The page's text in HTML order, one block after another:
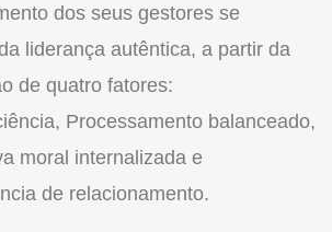
dos seus gestores se
liderança autêntica, a partir da
de quatro fatores:
Processamento balanceado,
moral internalizada e
de relacionamento.